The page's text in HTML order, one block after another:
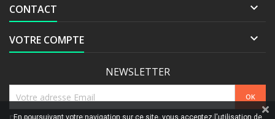
CONTACT 
VOTRE COMPTE 
NEWSLETTER
En poursuivant votre navigation sur ce site, vous acceptez l'utilisation de